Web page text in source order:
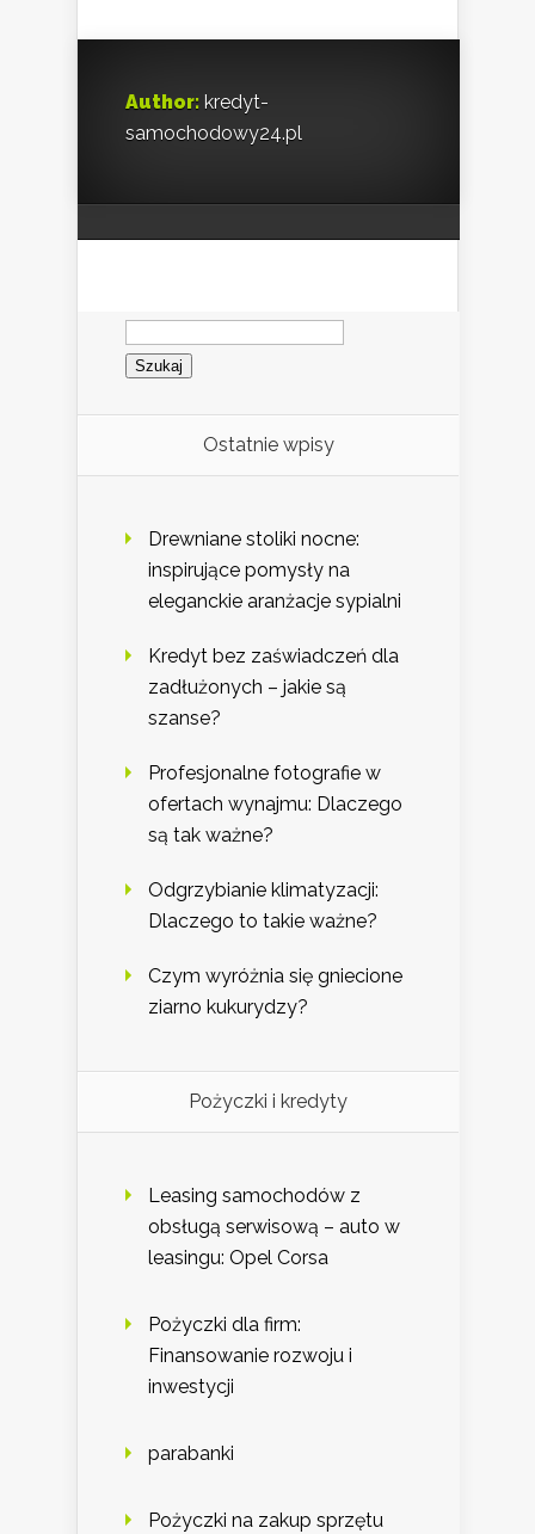
Author: kredyt-
samochodowy24.pl
Szukaj:
Ostatnie wpisy
Drewniane stoliki nocne:
inspirujące pomysły na
eleganckie aranżacje sypialni
Kredyt bez zaświadczeń dla
zadłużonych – jakie są
szanse?
Profesjonalne fotografie w
ofertach wynajmu: Dlaczego
są tak ważne?
Odgrzybianie klimatyzacji:
Dlaczego to takie ważne?
Czym wyróżnia się gniecione
ziarno kukurydzy?
Pożyczki i kredyty
Leasing samochodów z
obsługą serwisową – auto w
leasingu: Opel Corsa
Pożyczki dla firm:
Finansowanie rozwoju i
inwestycji
parabanki
Pożyczki na zakup sprzętu